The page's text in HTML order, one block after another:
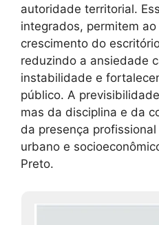
autoridade territorial.
integrados, permitem
crescimento do
reduzindo a ansiedade
instabilidade e
público. A
mas da disciplina e da
da presença
urbano e
Preto.